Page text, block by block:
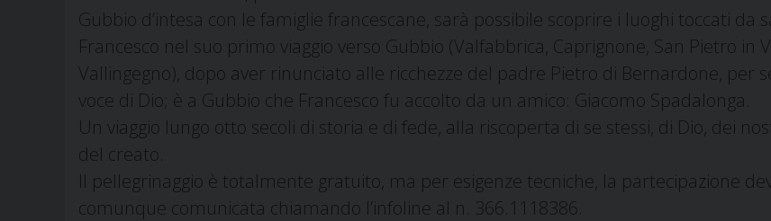
Gubbio d’intesa con le famiglie francescane, sarà possibile scoprire i luoghi toccati da
Francesco nel suo primo viaggio verso Gubbio (Valfabbrica, Caprignone, San Pietro in
Vallingegno), dopo aver rinunciato alle ricchezze del padre Pietro di Bernardone, per
voce di Dio; è a Gubbio che Francesco fu accolto da un amico: Giacomo Spadalonga.
Un viaggio lungo otto secoli di storia e di fede, alla riscoperta di se stessi, di Dio, dei
del creato.
Il pellegrinaggio è totalmente gratuito, ma per esigenze tecniche, la partecipazione
comunque comunicata chiamando l’infoline al n. 366.1118386.